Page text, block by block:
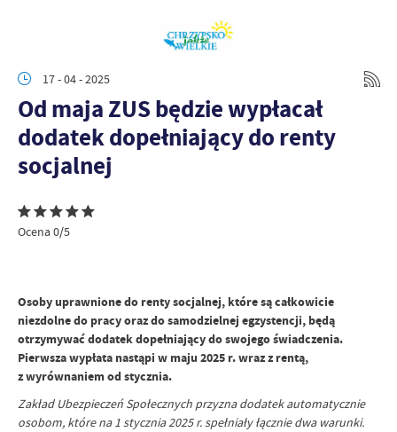
17 - 04 - 2025
Od maja ZUS będzie wypłacał
dodatek dopełniający do renty
socjalnej
Ocena 0/5
Osoby uprawnione do renty socjalnej, które są całkowicie
niezdolne do pracy oraz do samodzielnej egzystencji, będą
otrzymywać dodatek dopełniający do swojego świadczenia.
Pierwsza wypłata nastąpi w maju 2025 r. wraz z rentą,
z wyrównaniem od stycznia.
Zakład Ubezpieczeń Społecznych przyzna dodatek automatycznie
osobom, które na 1 stycznia 2025 r. spełniały łącznie dwa warunki.